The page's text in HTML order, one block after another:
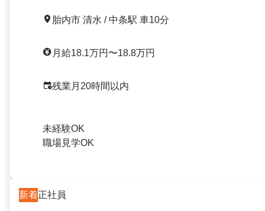
胎内市 清水 / 中条駅 車10分
月給18.1万円〜18.8万円
残業月20時間以内
未経験OK
職場見学OK
新着正社員